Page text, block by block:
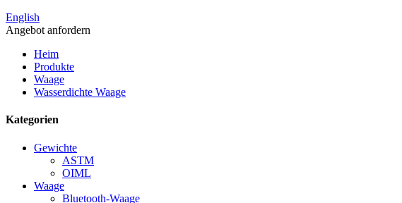
English
Angebot anfordern
Heim
Produkte
Waage
Wasserdichte Waage
Kategorien
Gewichte
ASTM
OIML
Waage
Bluetooth-Waage